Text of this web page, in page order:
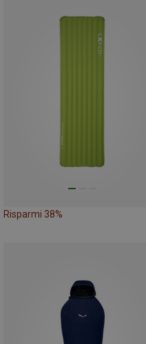
Risparmi 38%